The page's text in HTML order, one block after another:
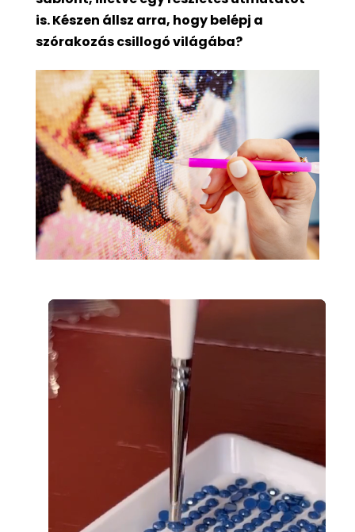
is. Készen állsz arra, hogy belépj a
szórakozás csillogó világába?